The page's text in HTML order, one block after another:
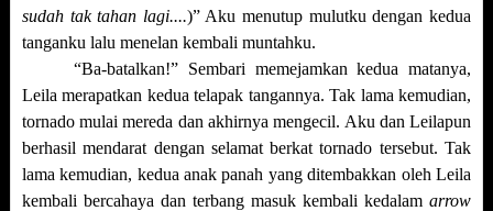
sudah tak tahan lagi....)” Aku menutup mulutku dengan kedua
tanganku lalu menelan kembali muntahku.
“Ba-batalkan!” Sembari memejamkan kedua matanya,
Leila merapatkan kedua telapak tangannya. Tak lama kemudian,
tornado mulai mereda dan akhirnya mengecil. Aku dan Leilapun
berhasil mendarat dengan selamat berkat tornado tersebut. Tak
lama kemudian, kedua anak panah yang ditembakkan oleh Leila
kembali bercahaya dan terbang masuk kembali kedalamarrow